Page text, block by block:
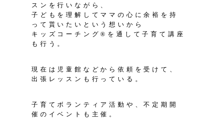
スンを行いながら、
子どもを理解してママの心に余裕を持
って貰いたいという想いから
キッズコーチング®️を通して子育て講座
も行う。
現在は児童館などから依頼を受けて、
出張レッスンも行っている。
子育てボランティア活動や、不定期開
催のイベントも主催。